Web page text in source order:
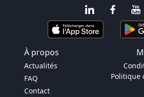
À propos
Actualités
FAQ
Contact
Politique